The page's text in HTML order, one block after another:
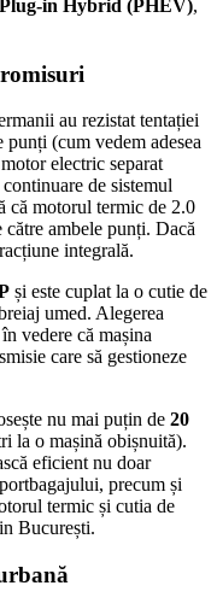
Plug-in Hybrid (PHEV),
au rezistat tentației
(cum vedem adesea
electric separat
de sistemul
că motorul termic de 2.0
ambele punți. Dacă
integrală.
și este cuplat la o cutie de
umed. Alegerea
vedere că mașina
care să gestioneze
nu mai puțin de 20
la o mașină obișnuită).
eficient nu doar
precum și
termic și cutia de
București.